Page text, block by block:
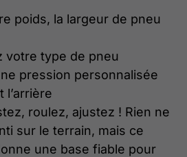
poids, la largeur de pneu
votre type de pneu
pression personnalisée
l’arrière
roulez, ajustez ! Rien ne
sur le terrain, mais ce
une base fiable pour